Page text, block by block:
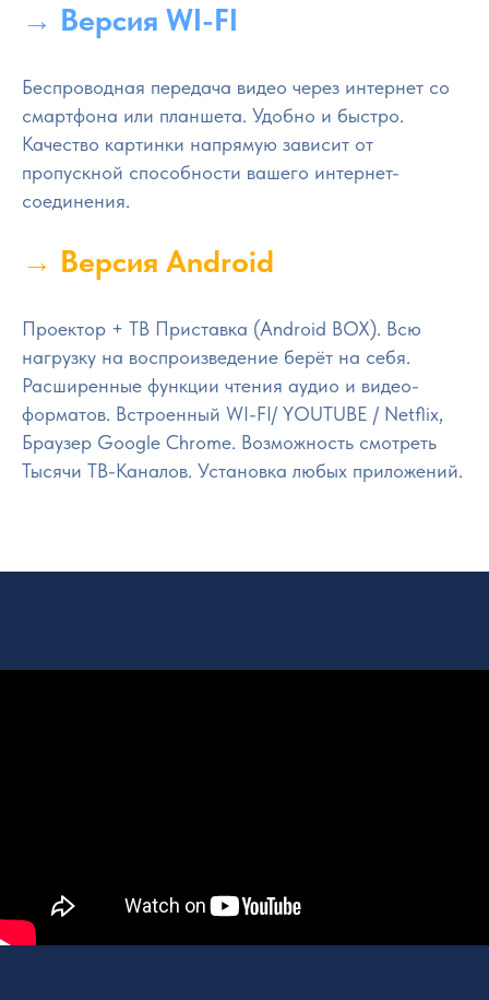
→ Версия WI-FI
Беспроводная передача видео через интернет со
смартфона или планшета. Удобно и быстро.
Качество картинки напрямую зависит от
пропускной способности вашего интернет-
соединения.
→ Версия Android
Проектор + ТВ Приставка (Android BOX). Всю
нагрузку на воспроизведение берёт на себя.
Расширенные функции чтения аудио и видео-
форматов. Встроенный WI-FI/ YOUTUBE / Netflix,
Браузер Google Chrome. Возможность смотреть
Тысячи ТВ-Каналов. Установка любых приложений.